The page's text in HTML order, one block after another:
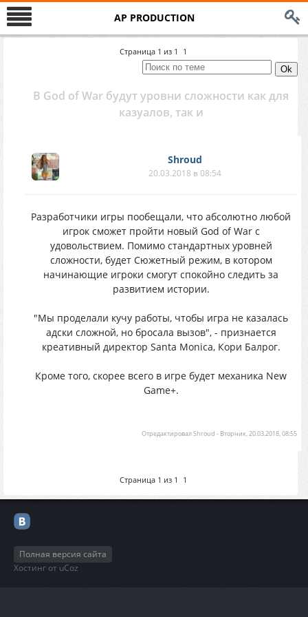
AP PRODUCTION
Страница 1 из 1 1
В God of War будут уровни сложности как для
казуалов, так и
Shroud
20.03.2018 в 08:54
Разработчики игры пообещали, что абсолютно любой
игрок сможет пройти новый God of War с
удовольствием. Помимо стандартных уровней
сложности, будет Сюжетный режим, в котором
начинающие игроки смогут спокойно следить за
развитием истории.
"Мы проделали кучу работы, чтобы игра не казалась
адски сложной, но бросала вызов", - признается
креативный директор Santa Monica, Кори Балрог.
Кроме того, скорее всего в игре будет механика New
Game+.
ОтредактировалShroud - Вторник, 20.03.2018, 08:55
Страница 1 из 1 1
Полная версия сайта
Хостинг от uCoz